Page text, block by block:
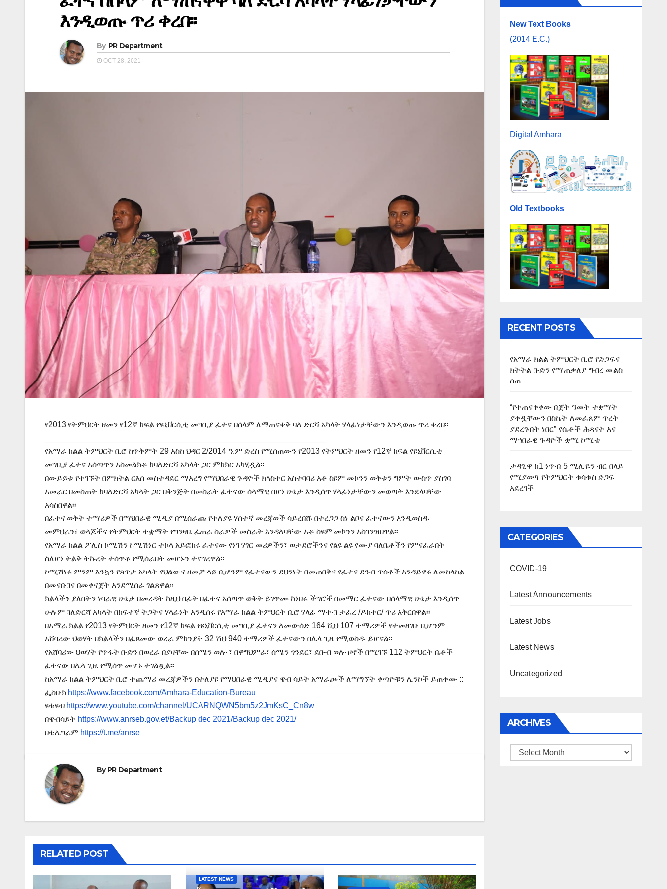
እንዲወጡ ጥሪ ቀረበ፡፡
By PR Department
OCT 28, 2021
የ2013 የትምህርት ዘመን የ12ኛ ክፍል የዩኒቨርሲቲ መግቢያ ፈተና በሰላም ለማጠናቀቅ ባለ ድርሻ አካላት ሃላፊነታቸውን እንዲወጡ ጥሪ ቀረበ፡፡
የአማራ ክልል ትምህርት ቢሮ ከጥቅምት 29 እስከ ህዳር 2/2014 ዓ.ም ድረስ የሚሰጠውን የ2013 የትምህርት ዘመን የ12ኛ ክፍል የዩኒቨርሲቲ
መግቢያ ፈተና አሰጣጥን አስመልክቶ ከባለድርሻ አካላት ጋር ምክክር አካሂዷል፡፡
በውይይቱ የተገኙት በምክትል ርእሰ መስተዳደር ማእረግ የማህበራዊ ጉዳዮች ክላስተር አስተባባሪ አቶ ስዩም መኮንን ወቅቱን ግምት ውስጥ ያስገባ
አመራር በመስጠት ከባለድርሻ አካላት ጋር በቅንጅት በመስራት ፈተናው ሰላማዊ በሆነ ሁኔታ እንዲሰጥ ሃላፊነታቸውን መወጣት እንደላባቸው
አሳስበዋል፡፡
በፈተና ወቅት ተማሪዎች በማህበራዊ ሚዲያ በሚሰራጩ የተለያዩ ሃሰተኛ መረጃወች ሳይረበሹ በተረጋጋ ስነ ልቦና ፈተናውን እንዲወስዱ
መምህራን፣ ወላጆችና የትምህርት ተቋማት የግንዛቤ ፈጠራ ስራዎች መስራት እንዳለባቸው አቶ ስዩም መኮንን አስገንዝበዋል፡፡
የአማራ ክልል ፖሊስ ኮሚሽን ኮሚሽነር ተኮላ አይፎክሩ ፈተናው የነገ ሃገር መሪዎችን፣ ወታደሮችንና የልዩ ልዩ የሙያ ባለቤቶችን የምናፈራበት
ስለሆነ ትልቅ ትኩረት ተሰጥቶ የሚሰራበት መሆኑን ተናግረዋል፡፡
ኮሚሽነሩ ምንም እንኳን የጸጥታ አካላት የህልውና ዘመቻ ላይ ቢሆንም የፈተናውን ደህንነት በመጠበቅና የፈተና ደንብ ጥሰቶች እንዳይኖሩ ለመከላከል
በመናበብና በመቀናጀት እንደሚሰራ ገልጸዋል፡፡
ክልላችን ያለበትን ነባራዊ ሁኔታ በመረዳት ከዚህ በፊት በፈተና አሰጣጥ ወቅት ይገጥሙ ከነበሩ ችግሮች በመማር ፈተናው በሰላማዊ ሁኔታ እንዲሰጥ
ሁሉም ባለድርሻ አካላት በከፍተኛ ትጋትና ሃላፊነት እንዲሰሩ የአማራ ክልል ትምህርት ቢሮ ሃላፊ ማተብ ታፈረ /ዶክተር/ ጥሪ አቅርበዋል፡፡
በአማራ ክልል የ2013 የትምህርት ዘመን የ12ኛ ክፍል የዩኒቨርሲቲ መግቢያ ፈተናን ለመውሰድ 164 ሺህ 107 ተማሪዎች የተመዘገቡ ቢሆንም
አሸባሪው ህወሃት በክልላችን በፈጸመው ወረራ ምክንያት 32 ሽህ 940 ተማሪዎች ፈተናውን በሌላ ጊዜ የሚወስዱ ይሆናል፡፡
የአሸባሪው ህወሃት የጥፋት ቡድን በወረራ በያዛቸው በሰሜን ወሎ ፣ በዋግህምራ፣ ሰሜን ጎንደር፣ ደቡብ ወሎ ዞኖች በሚገኙ 112 ትምህርት ቤቶች
ፈተናው በሌላ ጊዜ የሚሰጥ መሆኑ ተገልጿል፡፡
ከአማራ ክልል ትምህርት ቢሮ ተጨማሪ መረጃዎችን በተለያዩ የማህበራዊ ሚዲያና ዌብ ሳይት አማራጮች ለማግኘት ቀጣዮቹን ሊንኮች ይጠቀሙ ::
ፌስቡክ https://www.facebook.com/Amhara-Education-Bureau
ዩቱዩብ https://www.youtube.com/channel/UCARNQWN5bm5z2JmKsC_Cn8w
በዌብሳይት https://www.anrseb.gov.et/Backup dec 2021/Backup dec 2021/
በቴሌግራም https://t.me/anrse
ByPR Department
RELATED POST
LATEST NEWS
New Text Books
(2014 E.C.)
Digital Amhara
Old Textbooks
RECENT POSTS
የአማራ ክልል ትምህርት ቢሮ የድጋፍና
ክትትል ቡድን የማጠቃለያ ግብረ መልስ
ሰጠ
“የተጠናቀቀው በጀት ዓመት ተቋማት
ያቀዷቸውን በስኬት ለመፈጸም ጥረት
ያደረጉበት ነበር” የሴቶች ሕጻናት እና
ማኅበራዊ ጉዳዮች ቋሚ ኮሚቴ
ታዳጊዋ ከ1 ነጥብ 5 ሚሊዬን ብር በላይ
የሚያወጣ የትምህርት ቁሳቁስ ድጋፍ
አደረገች
CATEGORIES
COVID-19
Latest Announcements
Latest Jobs
Latest News
Uncategorized
ARCHIVES
Archives